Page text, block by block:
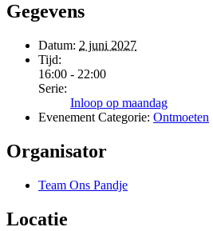
Gegevens
Datum: 2 juni 2027
Tijd:
16:00 - 22:00
Serie:
Inloop op maandag
Evenement Categorie: Ontmoeten
Organisator
Team Ons Pandje
Locatie